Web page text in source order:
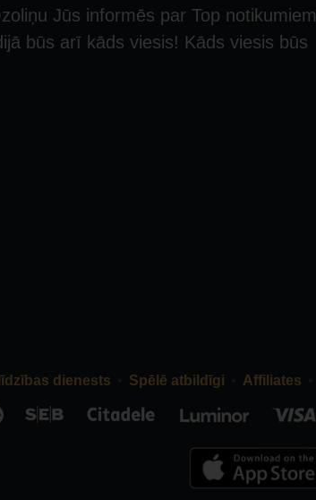
Jūs informēs par Top notikumiem
būs arī kāds viesis! Kāds viesis būs
dienests Spēlē atbildīgi Affiliates